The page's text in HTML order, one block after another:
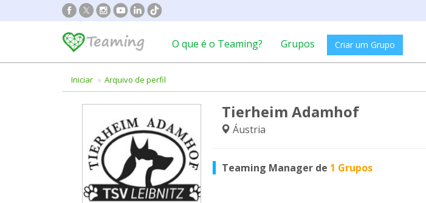
O que é o Teaming? Grupos Criar um Grupo
Iniciar Arquivo de perfil
Tierheim Adamhof
Áustria
Teaming Manager de 1 Grupos